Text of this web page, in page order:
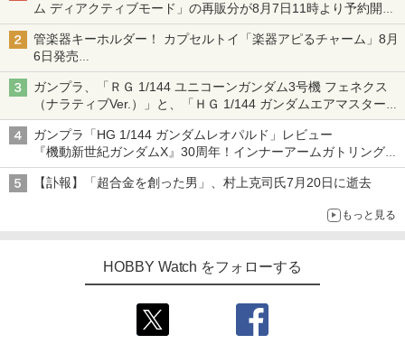
ム ディアクティブモード」の再販分が8月7日11時より予約開
始！
管楽器キーホルダー！ カプセルトイ「楽器アピるチャーム」8月
6日発売
チューバ、テナサクなど5種各3色
ガンプラ、「ＲＧ 1/144 ユニコーンガンダム3号機 フェネクス
（ナラティブVer.）」と、「ＨＧ 1/144 ガンダムエアマスターバ
ースト」再販
ガンプラ「HG 1/144 ガンダムレオパルド」レビュー
『機動新世紀ガンダムX』30周年！インナーアームガトリングの
変形機構まで再現し最新フォーマットでキット化！
【訃報】「超合金を創った男」、村上克司氏7月20日に逝去
もっと見る
HOBBY Watch をフォローする